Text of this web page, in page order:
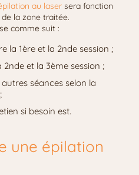
au laser sera fonction
la zone traitée.
comme suit :
la 1ère et la 2nde session ;
et la 3ème session ;
séances selon la
si besoin est.
une épilation